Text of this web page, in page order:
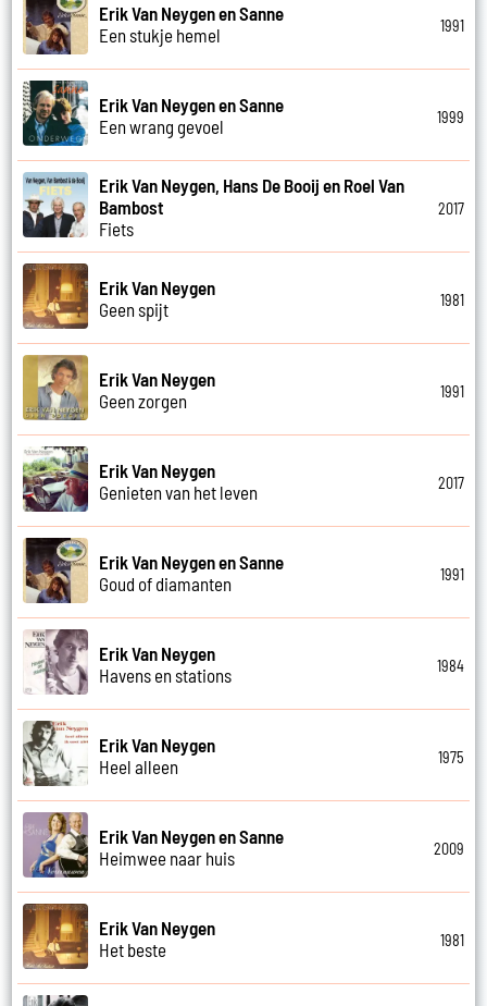
Erik Van Neygen en Sanne
Een stukje hemel
1991
Erik Van Neygen en Sanne
Een wrang gevoel
1999
Erik Van Neygen, Hans De Booij en Roel Van
Bambost
Fiets
2017
Erik Van Neygen
Geen spijt
1981
Erik Van Neygen
Geen zorgen
1991
Erik Van Neygen
Genieten van het leven
2017
Erik Van Neygen en Sanne
Goud of diamanten
1991
Erik Van Neygen
Havens en stations
1984
Erik Van Neygen
Heel alleen
1975
Erik Van Neygen en Sanne
Heimwee naar huis
2009
Erik Van Neygen
Het beste
1981